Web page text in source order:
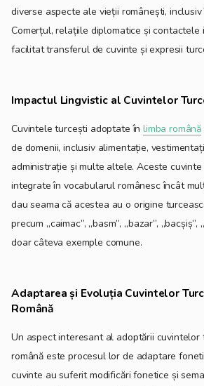
diverse aspecte ale vieții românești,
Comerțul, relațiile diplomatice și
facilitat transferul de cuvinte și expresii
Impactul Lingvistic al Cuvintelor
Cuvintele turcești adoptate înlimba română
de domenii, inclusiv alimentație,
administrație și multe altele. Aceste
integrate în vocabularul românesc încât
dau seama că acestea au o origine
precum „caimac”, „basm”, „bazar”,
doar câteva exemple comune.
Adaptarea și Evoluția Cuvintelor
Română
Un aspect interesant al adoptării cuvintelor
română este procesul lor de adaptare
cuvinte au suferit modificări fonetice și